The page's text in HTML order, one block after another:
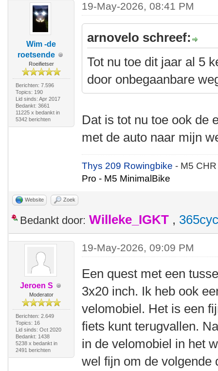
Wim -de
roetsende
Roeifietser
Berichten: 7.596
Topics: 190
Lid sinds: Apr 2017
Bedankt: 3661
11225 x bedankt in
5342 berichten
19-May-2026, 08:41 PM
arnovelo schreef:
Tot nu toe dit jaar al 5
door onbegaanbare
Dat is tot nu toe ook de
met de auto naar mijn
Thys 209 Rowingbike- M5
Pro - M5 MinimalBike
Website Zoek
Bedankt door: Willeke_IGKT ,
Jeroen S
Moderator
Berichten: 2.649
Topics: 16
Lid sinds: Oct 2020
Bedankt: 1438
5238 x bedankt in
2491 berichten
19-May-2026, 09:09 PM
Een quest met een
3x20 inch. Ik heb ook
velomobiel. Het is een
fiets kunt terugvallen.
in de velomobiel in het
wel fijn om de volgende